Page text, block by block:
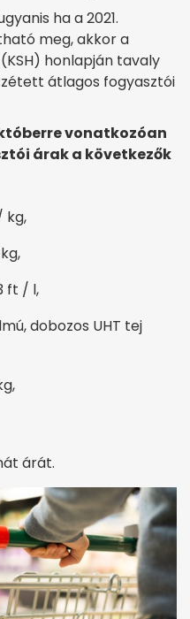
ha a 2021.
meg, akkor a
honlapján tavaly
átlagos fogyasztói
vonatkozóan
árak a következők
kg,
ft / l,
dobozos UHT tej
árát.